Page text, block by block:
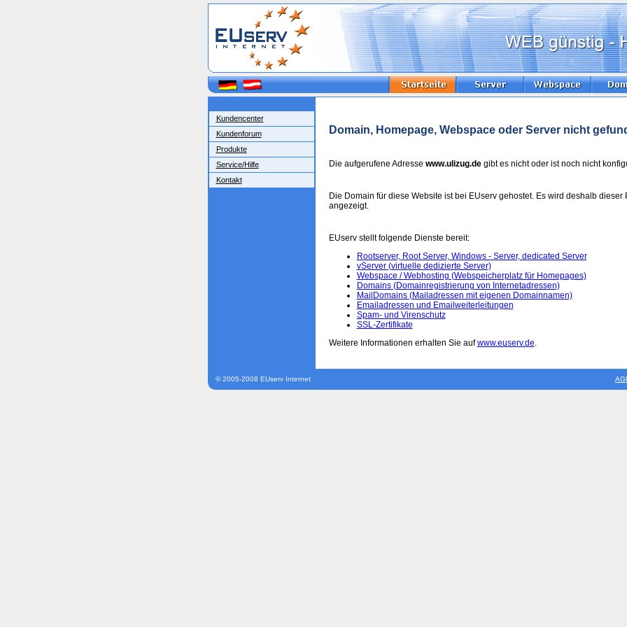
Kundencenter
Kundenforum
Produkte
Service/Hilfe
Kontakt
Domain, Homepage, Webspace oder Server nicht
Die aufgerufene Adresse www.ulizug.de gibt es nicht oder ist noch nicht
Die Domain für diese Website ist bei EUserv gehostet. Es wird deshalb dieser
angezeigt.
EUserv stellt folgende Dienste bereit:
Rootserver, Root Server, Windows - Server, dedicated Server
vServer (virtuelle dedizierte Server)
Webspace / Webhosting (Webspeicherplatz für Homepages)
Domains (Domainregistrierung von Internetadressen)
MailDomains (Mailadressen mit eigenen Domainnamen)
Emailadressen und Emailweiterleitungen
Spam- und Virenschutz
SSL-Zertifikate
Weitere Informationen erhalten Sie aufwww.euserv.de.
© 2005-2008 EUserv Internet